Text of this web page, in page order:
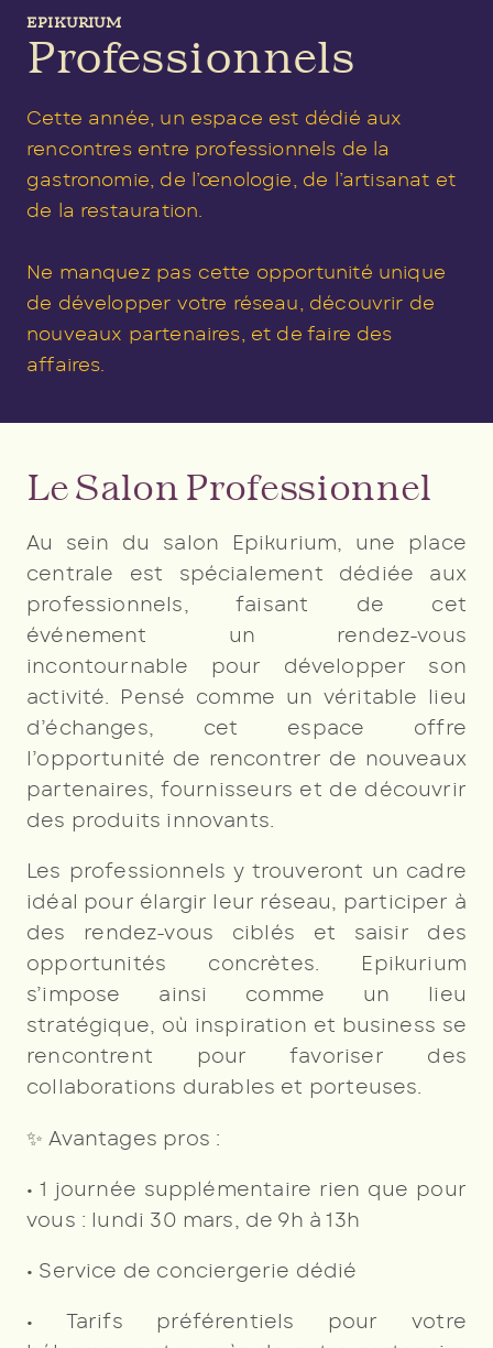
EPIKURIUM
Professionnels
Cette année, un espace est dédié aux
rencontres entre professionnels de la
gastronomie, de l’œnologie, de l’artisanat et
de la restauration.
Ne manquez pas cette opportunité unique
de développer votre réseau, découvrir de
nouveaux partenaires, et de faire des
affaires.
Le Salon Professionnel
Au sein du salon Epikurium, une place
centrale est spécialement dédiée aux
professionnels, faisant de cet
événement un rendez-vous
incontournable pour développer son
activité. Pensé comme un véritable lieu
d’échanges, cet espace offre
l’opportunité de rencontrer de nouveaux
partenaires, fournisseurs et de découvrir
des produits innovants.
Les professionnels y trouveront un cadre
idéal pour élargir leur réseau, participer à
des rendez-vous ciblés et saisir des
opportunités concrètes. Epikurium
s’impose ainsi comme un lieu
stratégique, où inspiration et business se
rencontrent pour favoriser des
collaborations durables et porteuses.
✨ Avantages pros :
• 1 journée supplémentaire rien que pour
vous : lundi 30 mars, de 9h à 13h
• Service de conciergerie dédié
• Tarifs préférentiels pour votre